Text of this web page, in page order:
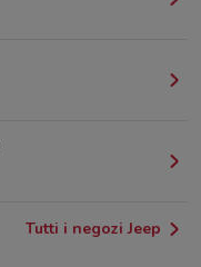
Tutti i negozi Jeep